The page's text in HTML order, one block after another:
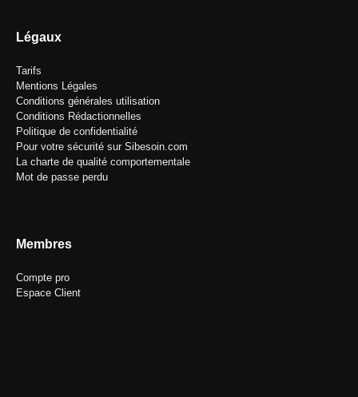
Légaux
Tarifs
Mentions Légales
Conditions générales utilisation
Conditions Rédactionnelles
Politique de confidentialité
Pour votre sécurité sur Sibesoin.com
La charte de qualité comportementale
Mot de passe perdu
Membres
Compte pro
Espace Client